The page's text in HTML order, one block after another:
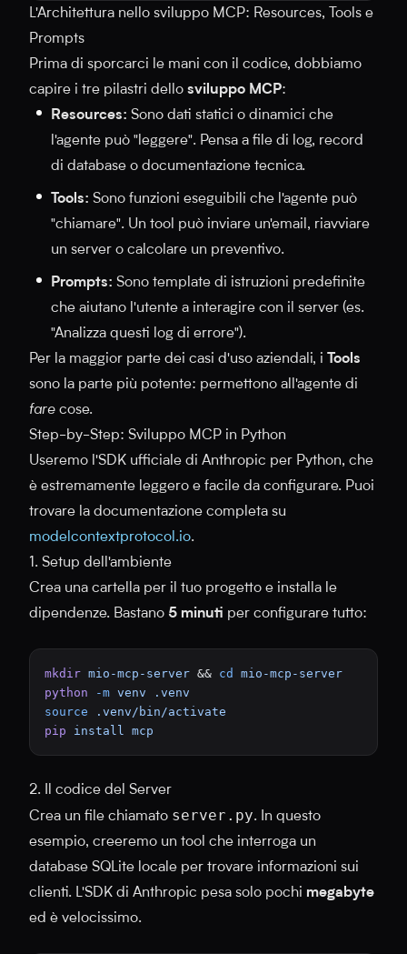
L'Architettura nello sviluppo MCP: Resources, Tools e
Prompts
Prima di sporcarci le mani con il codice, dobbiamo
capire i tre pilastri dello sviluppo MCP:
Resources: Sono dati statici o dinamici che
l'agente può "leggere". Pensa a file di log, record
di database o documentazione tecnica.
Tools: Sono funzioni eseguibili che l'agente può
"chiamare". Un tool può inviare un'email, riavviare
un server o calcolare un preventivo.
Prompts: Sono template di istruzioni predefinite
che aiutano l'utente a interagire con il server (es.
"Analizza questi log di errore").
Per la maggior parte dei casi d'uso aziendali, i
Tools
sono la parte più potente: permettono all'agente di
fare cose.
Step-by-Step: Sviluppo MCP in Python
Useremo l'SDK ufficiale di Anthropic per Python, che
è estremamente leggero e facile da configurare. Puoi
trovare la documentazione completa su
modelcontextprotocol.io.
1. Setup dell'ambiente
Crea una cartella per il tuo progetto e installa le
dipendenze. Bastano 5 minuti per configurare tutto:
mkdir mio-mcp-server && cd
mio-mcp-server
python -m venv .venv
source .venv/bin/activate
pip install mcp
2. Il codice del Server
Crea un file chiamato server.py. In questo
esempio, creeremo un tool che interroga un
database SQLite locale per trovare informazioni sui
clienti. L'SDK di Anthropic pesa solo pochi megabyte
ed è velocissimo.